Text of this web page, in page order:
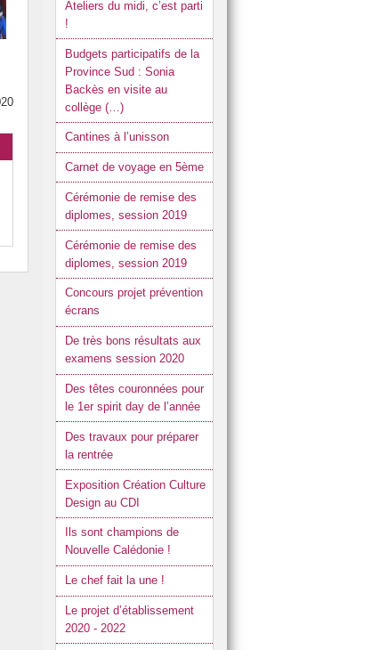
Présentation du collège
Réglement intérieur
Restaurant scolaire
Ateliers du midi, c’est parti
!
Budgets participatifs de la
Province Sud : Sonia
Backès en visite au
collège (…)
Cantines à l’unisson
Carnet de voyage en 5ème
Cérémonie de remise des
diplomes, session 2019
Cérémonie de remise des
diplomes, session 2019
Concours projet prévention
écrans
De très bons résultats aux
examens session 2020
Des têtes couronnées pour
le 1er spirit day de l’année
Des travaux pour préparer
la rentrée
Exposition Création Culture
Design au CDI
Ils sont champions de
Nouvelle Calédonie !
Le chef fait la une !
Le projet d’établissement
2020 - 2022